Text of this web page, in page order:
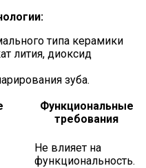
типа керамики
лития, диоксид
зуба.
Функциональные
требования
Не влияет на
функциональность.